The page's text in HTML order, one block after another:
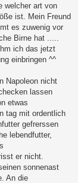
welcher art von
ist. Mein Freund
es zuwenig vor
Birne hat .....
ich das jetzt
einbringen ^^
Napoleon nicht
lassen
etwas
tag mit ordentlich
gefrerssen
lebendfutter,
er nicht.
sonnenast
An die